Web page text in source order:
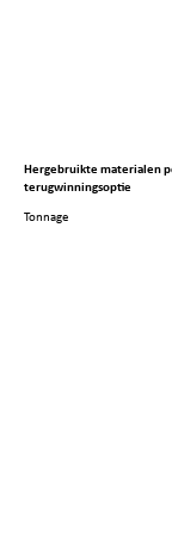
Hergebruikte materialen
terugwinningsoptie
Tonnage